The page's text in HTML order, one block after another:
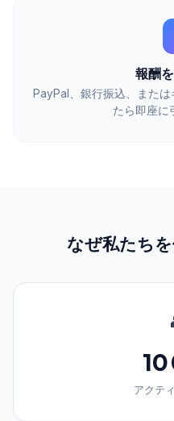
報酬
PayPal、銀行振込、また
たら即座に
なぜ私たち
アクテ